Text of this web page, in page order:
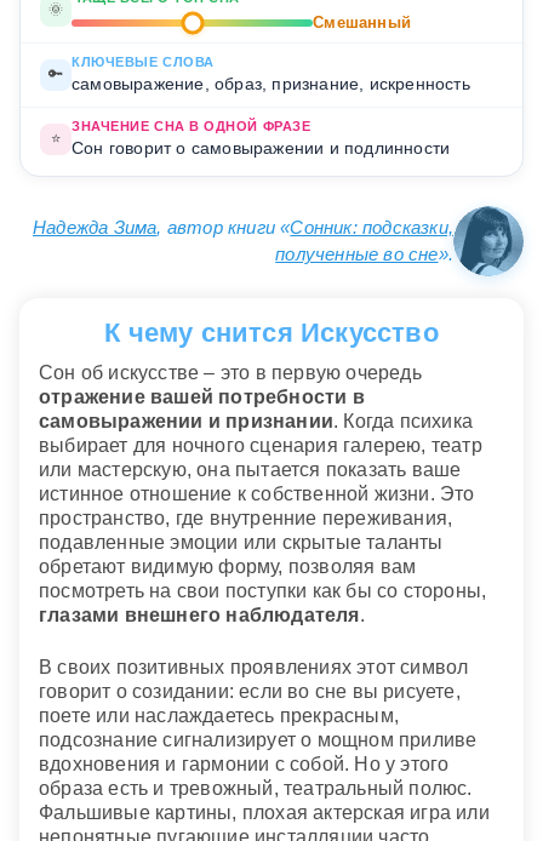
🌞
Смешанный
🔑
КЛЮЧЕВЫЕ СЛОВА
самовыражение, образ, признание, искренность
⭐
ЗНАЧЕНИЕ СНА В ОДНОЙ ФРАЗЕ
Сон говорит о самовыражении и подлинности
Надежда Зима, автор книги «Сонник: подсказки,
полученные во сне».
К чему снится Искусство
Сон об искусстве – это в первую очередь
отражение вашей потребности в
самовыражении и признании. Когда психика
выбирает для ночного сценария галерею, театр
или мастерскую, она пытается показать ваше
истинное отношение к собственной жизни. Это
пространство, где внутренние переживания,
подавленные эмоции или скрытые таланты
обретают видимую форму, позволяя вам
посмотреть на свои поступки как бы со стороны,
глазами внешнего наблюдателя.
В своих позитивных проявлениях этот символ
говорит о созидании: если во сне вы рисуете,
поете или наслаждаетесь прекрасным,
подсознание сигнализирует о мощном приливе
вдохновения и гармонии с собой. Но у этого
образа есть и тревожный, театральный полюс.
Фальшивые картины, плохая актерская игра или
непонятные пугающие инсталляции часто